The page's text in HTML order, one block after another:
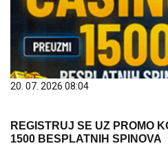
20. 07. 2026 08:04
REGISTRUJ SE UZ PROMO
1500 BESPLATNIH SPINOVA